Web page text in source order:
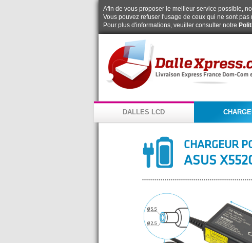
Afin de vous proposer le meilleur service possible,
Vous pouvez refuser l'usage de ceux qui ne sont
Pour plus d'informations, veuiller consulter notre
DALLES LCD
CHARGEUR
ASUS